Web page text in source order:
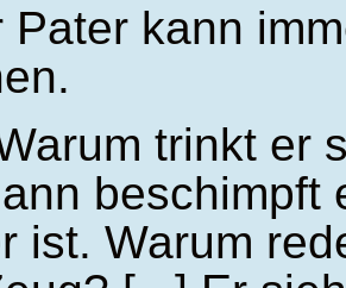
Pater kann
trinkt er
beschimpft
ist. Warum